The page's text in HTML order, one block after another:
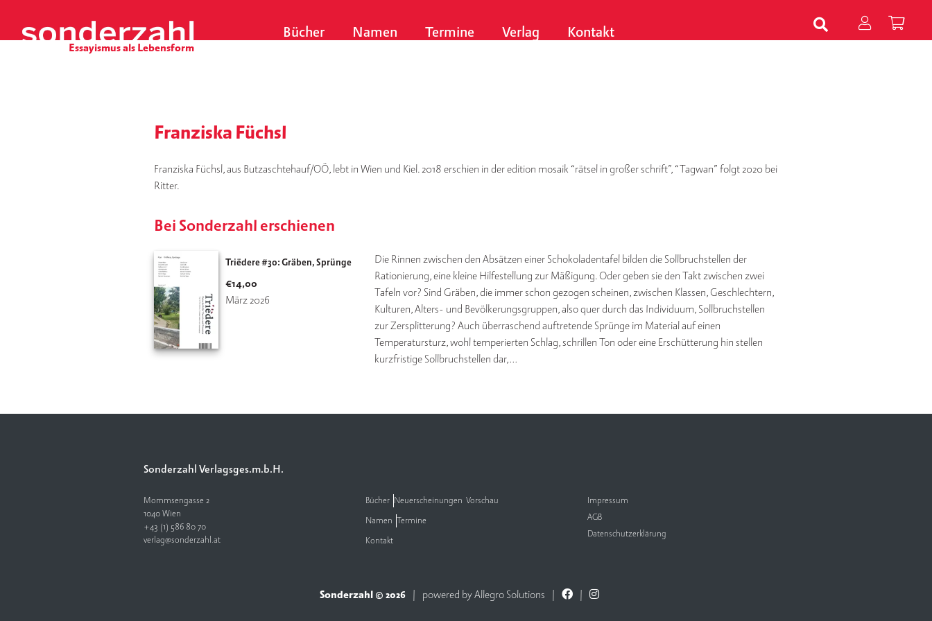
i
Bücher Namen Termine Verlag Kontakt
Franziska Füchsl
Franziska Füchsl, aus Butzaschtehauf/OÖ, lebt in Wien und Kiel. 2018 erschien in der edition mosaik “rätsel in großer schrift”, “Tagwan” folgt 2020 bei
Ritter.
Bei Sonderzahl erschienen
Triëdere #30: Gräben, Sprünge
€14,00
März 2026
Die Rinnen zwischen den Absätzen einer Schokoladentafel bilden die Sollbruchstellen der
Rationierung, eine kleine Hilfestellung zur Mäßigung. Oder geben sie den Takt zwischen zwei
Tafeln vor? Sind Gräben, die immer schon gezogen scheinen, zwischen Klassen, Geschlechtern,
Kulturen, Alters- und Bevölkerungsgruppen, also quer durch das Individuum, Sollbruchstellen
zur Zersplitterung? Auch überraschend auftretende Sprünge im Material auf einen
Temperatursturz, wohl temperierten Schlag, schrillen Ton oder eine Erschütterung hin stellen
kurzfristige Sollbruchstellen dar,…
Sonderzahl Verlagsges.m.b.H.
Mommsengasse 2
1040 Wien
+43 (1) 586 80 70
verlag@sonderzahl.at
Bücher Neuerscheinungen Vorschau
Namen Termine
Kontakt
Impressum
AGB
Datenschutzerklärung
Sonderzahl © 2026 powered byAllegro Solutions